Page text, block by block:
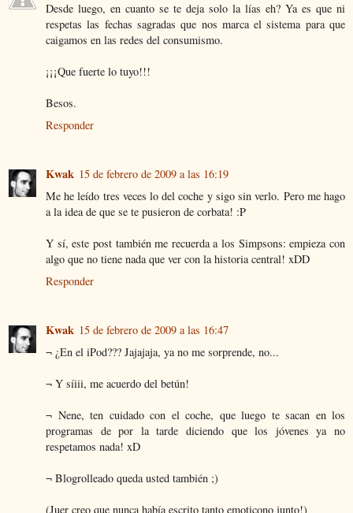
Desde luego, en cuanto se te deja solo la lías eh? Ya es que ni
respetas las fechas sagradas que nos marca el sistema para que
caigamos en las redes del consumismo.
¡¡¡Que fuerte lo tuyo!!!
Besos.
Responder
Kwak 15 de febrero de 2009 a las 16:19
Me he leído tres veces lo del coche y sigo sin verlo. Pero me hago
a la idea de que se te pusieron de corbata! :P
Y sí, este post también me recuerda a los Simpsons: empieza con
algo que no tiene nada que ver con la historia central! xDD
Responder
Kwak 15 de febrero de 2009 a las 16:47
¬ ¿En el iPod??? Jajajaja, ya no me sorprende, no...
¬ Y síiii, me acuerdo del betún!
¬ Nene, ten cuidado con el coche, que luego te sacan en los
programas de por la tarde diciendo que los jóvenes ya no
respetamos nada! xD
¬ Blogrolleado queda usted también ;)
(Juer creo que nunca había escrito tanto emoticono junto!)